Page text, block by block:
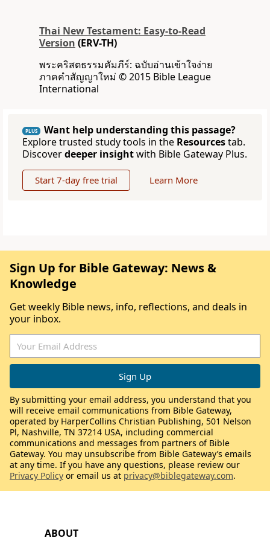
Thai New Testament: Easy-to-Read
Version (ERV-TH)
พระคริสตธรรมคัมภีร์: ฉบับอ่านเข้าใจง่าย
ภาคคำสัญญาใหม่ © 2015 Bible League
International
PLUS
Want help understanding this passage?
Explore trusted study tools in the Resourcestab.
Discoverdeeper insightwith Bible Gateway Plus.
Start 7-day free trial Learn More
ABOUT
Sign Up for Bible Gateway: News &
Knowledge
Get weekly Bible news, info, reflections, and deals in
your inbox.
By submitting your email address, you understand that you
will receive email communications from Bible Gateway,
operated by HarperCollins Christian Publishing, 501 Nelson
Pl, Nashville, TN 37214 USA, including commercial
communications and messages from partners of Bible
Gateway. You may unsubscribe from Bible Gateway’s emails
at any time. If you have any questions, please review our
Privacy Policy or email us at privacy@biblegateway.com.